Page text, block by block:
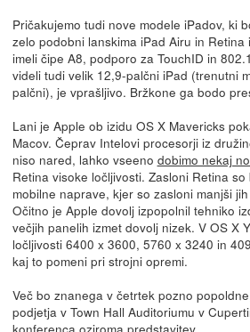
Pričakujemo tudi nove modele iPadov, ki
zelo podobni lanskima iPad Airu in
imeli čipe A8, podporo za TouchID in
videli tudi velik 12,9-palčni iPad (trenutni
palčni), je vprašljivo. Bržkone ga bodo
Lani je Apple ob izidu OS X Mavericks
Macov. Čeprav Intelovi procesorji iz
niso nared, lahko vseeno dobimo nekaj
Retina visoke ločljivosti. Zasloni Retina
mobilne naprave, kjer so zasloni manjši
Očitno je Apple dovolj izpopolnil tehniko
večjih panelih izmet dovolj nizek. V OS X
ločljivosti 6400 x 3600, 5760 x 3240 in
kaj to pomeni pri strojni opremi.
Več bo znanega v četrtek pozno
podjetja v Town Hall Auditoriumu v
konferenca oziroma predstavitev.